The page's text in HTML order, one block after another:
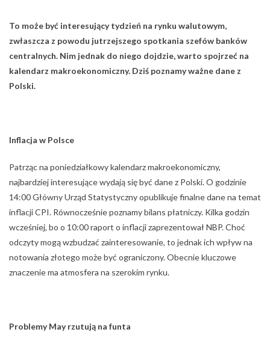
To może być interesujący tydzień na rynku walutowym,
zwłaszcza z powodu jutrzejszego spotkania szefów banków
centralnych. Nim jednak do niego dojdzie, warto spojrzeć na
kalendarz makroekonomiczny. Dziś poznamy ważne dane z
Polski.
Inflacja w Polsce
Patrząc na poniedziałkowy kalendarz makroekonomiczny,
najbardziej interesujące wydają się być dane z Polski. O godzinie
14:00 Główny Urząd Statystyczny opublikuje finalne dane na temat
inflacji CPI. Równocześnie poznamy bilans płatniczy. Kilka godzin
wcześniej, bo o 10:00 raport o inflacji zaprezentował NBP. Choć
odczyty mogą wzbudzać zainteresowanie, to jednak ich wpływ na
notowania złotego może być ograniczony. Obecnie kluczowe
znaczenie ma atmosfera na szerokim rynku.
Problemy May rzutują na funta